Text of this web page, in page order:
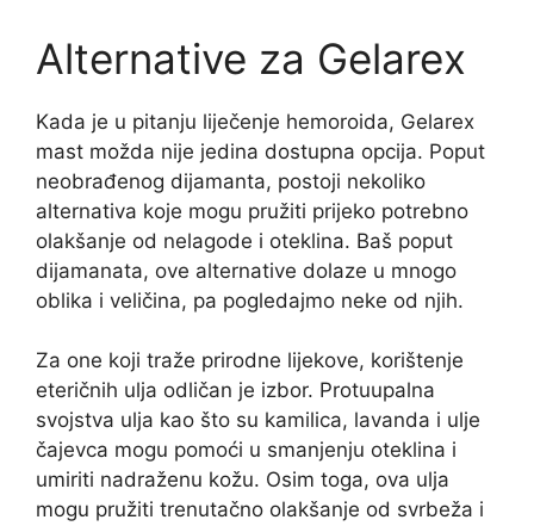
Alternative za Gelarex
Kada je u pitanju liječenje hemoroida, Gelarex
mast možda nije jedina dostupna opcija. Poput
neobrađenog dijamanta, postoji nekoliko
alternativa koje mogu pružiti prijeko potrebno
olakšanje od nelagode i oteklina. Baš poput
dijamanata, ove alternative dolaze u mnogo
oblika i veličina, pa pogledajmo neke od njih.
Za one koji traže prirodne lijekove, korištenje
eteričnih ulja odličan je izbor. Protuupalna
svojstva ulja kao što su kamilica, lavanda i ulje
čajevca mogu pomoći u smanjenju oteklina i
umiriti nadraženu kožu. Osim toga, ova ulja
mogu pružiti trenutačno olakšanje od svrbeža i